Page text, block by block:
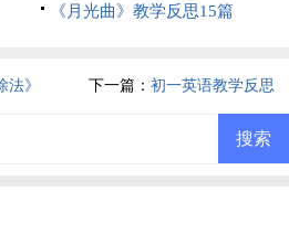
《月光曲》教学反思15篇
法》 下一篇： 初一英语教学反思